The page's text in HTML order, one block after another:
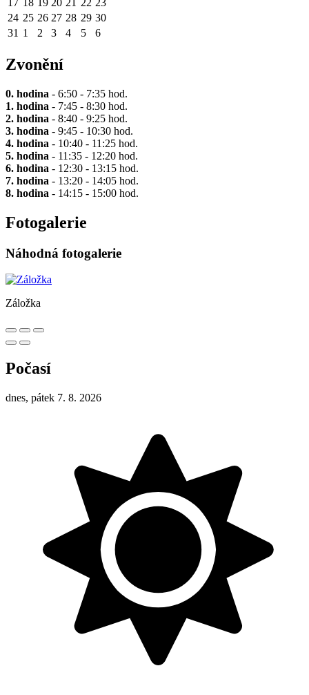
17 18 19 20 21 22 23
24 25 26 27 28 29 30
31 1 2 3 4 5 6
Zvonění
0. hodina - 6:50 - 7:35 hod.
1. hodina - 7:45 - 8:30 hod.
2. hodina - 8:40 - 9:25 hod.
3. hodina - 9:45 - 10:30 hod.
4. hodina - 10:40 - 11:25 hod.
5. hodina - 11:35 - 12:20 hod.
6. hodina - 12:30 - 13:15 hod.
7. hodina - 13:20 - 14:05 hod.
8. hodina - 14:15 - 15:00 hod.
Fotogalerie
Náhodná fotogalerie
Záložka
Počasí
dnes, pátek 7. 8. 2026